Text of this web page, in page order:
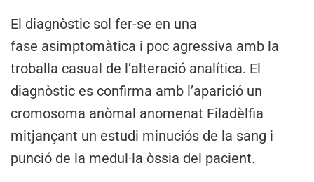
El diagnòstic sol fer-se en una
fase asimptomàtica i poc agressiva amb la
troballa casual de l’alteració analítica. El
diagnòstic es confirma amb l’aparició un
cromosoma anòmal anomenat Filadèlfia
mitjançant un estudi minuciós de la sang i
punció de la medul·la òssia del pacient.